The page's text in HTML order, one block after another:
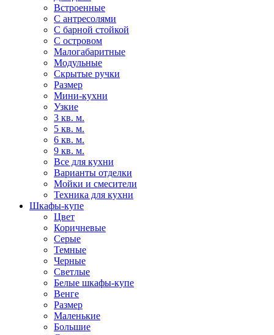
Встроенные
С антресолями
С барной стойкой
С островом
Малогабаритные
Модульные
Скрытые ручки
Размер
Мини-кухни
Узкие
3 кв. м.
5 кв. м.
6 кв. м.
9 кв. м.
Все для кухни
Варианты отделки
Мойки и смесители
Техника для кухни
Шкафы-купе
Цвет
Коричневые
Серые
Темные
Черные
Светлые
Белые шкафы-купе
Венге
Размер
Маленькие
Большие